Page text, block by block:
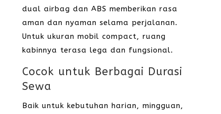
dual airbag dan ABS memberikan rasa
aman dan nyaman selama perjalanan.
Untuk ukuran mobil compact, ruang
kabinnya terasa lega dan fungsional.
Cocok untuk Berbagai Durasi
Sewa
Baik untuk kebutuhan harian, mingguan,